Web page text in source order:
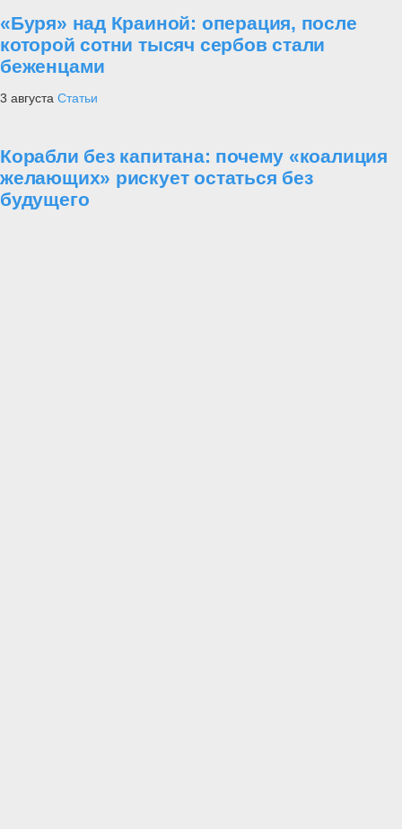
«Буря» над Краиной: операция, после
которой сотни тысяч сербов стали
беженцами
3 августа Статьи
Корабли без капитана: почему «коалиция
желающих» рискует остаться без
будущего